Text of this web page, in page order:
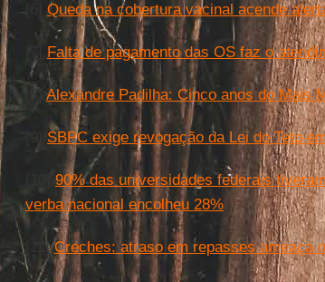
[6] Queda na cobertura vacinal acende
Falta de pagamento das OS faz o
[8]Alexandre Padilha: Cinco anos do Mais
SBPC exige revogação da Lei do Teto
90% das universidades federais
verba nacional encolheu 28%
[11]Creches: atraso em repasses ameaça